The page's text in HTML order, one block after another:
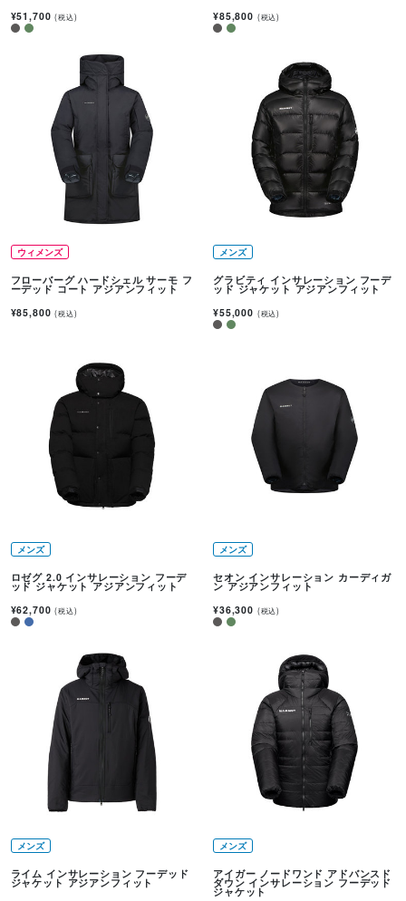
¥51,700(税込)
¥85,800 (税込)
ウィメンズ
フローバーグ ハードシェル サーモ フ
ーデッド コート アジアンフィット
¥85,800(税込)
メンズ
グラビティ インサレーション フーデ
ッド ジャケット アジアンフィット
¥55,000 (税込)
メンズ
ロゼグ 2.0 インサレーション フーデ
ッド ジャケット アジアンフィット
¥62,700(税込)
メンズ
セオン インサレーション カーディガ
ン アジアンフィット
¥36,300 (税込)
メンズ
ライム インサレーション フーデッド
ジャケット アジアンフィット
メンズ
アイガー ノードワンド アドバンスド
ダウン インサレーション フーデッド
ジャケット